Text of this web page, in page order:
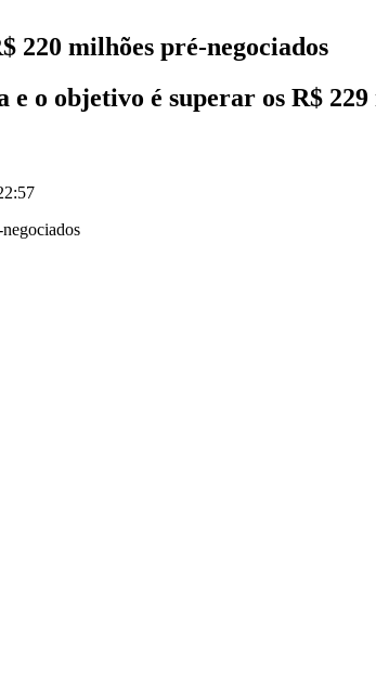
220 milhões pré-negociados
o objetivo é superar os R$